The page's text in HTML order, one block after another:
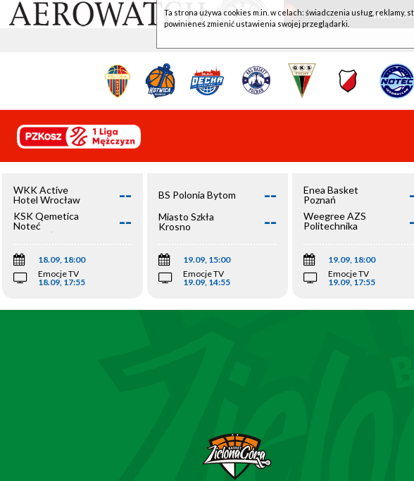
WKK
WKK Active
Hotel Wrocław
--
KSK Qemetica
Noteć
Inowrocław
--
18.09, 18:00
Emocje TV
18.09, 17:55
BS Polonia Bytom --
Miasto Szkła
Krosno
--
19.09, 15:00
Emocje TV
19.09, 14:55
Enea Basket
Poznań
Weegree AZS
Politechnika
19.09, 18:00
Emocje TV
19.09, 17:55
Ta strona używa cookies m.in. w celach: świadczenia usług,
powinieneś zmienić ustawienia swojej przeglądarki.